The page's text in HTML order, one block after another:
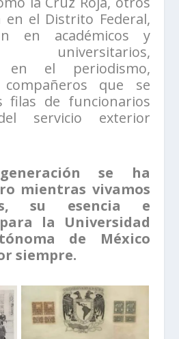
en el Distrito Federal,
en académicos y
universitarios,
en el periodismo,
que se
filas de funcionarios
servicio exterior
se ha
mientras vivamos
su esencia e
la Universidad
de México
siempre.